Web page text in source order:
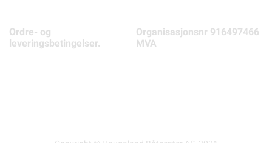
Ordre- og
leveringsbetingelser.
Organisasjonsnr 916497466
MVA